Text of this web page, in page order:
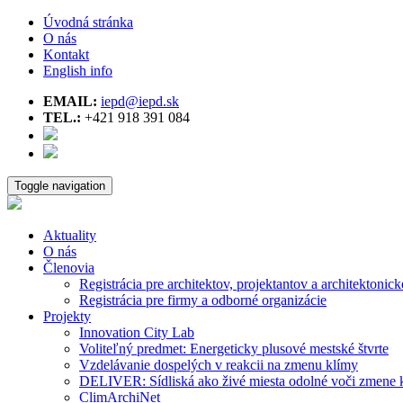
Úvodná stránka
O nás
Kontakt
English info
EMAIL: iepd@iepd.sk
TEL.: +421 918 391 084
Toggle navigation
Aktuality
O nás
Členovia
Registrácia pre architektov, projektantov a
Registrácia pre firmy a odborné organizácie
Projekty
Innovation City Lab
Voliteľný predmet: Energeticky plusové mestské štvrte
Vzdelávanie dospelých v reakcii na zmenu klímy
DELIVER: Sídliská ako živé miesta odolné voči zmene
ClimArchiNet